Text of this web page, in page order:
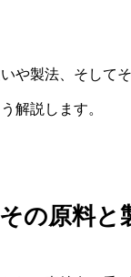
や製法、そして
解説します。
の原料と